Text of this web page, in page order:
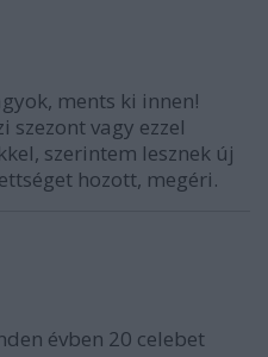
ments ki innen!
szezont vagy ezzel
szerintem lesznek új
hozott, megéri.
évben 20 celebet